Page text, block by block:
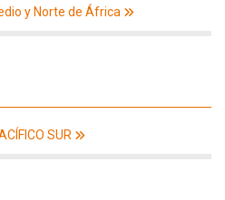
y Norte de África
SUR